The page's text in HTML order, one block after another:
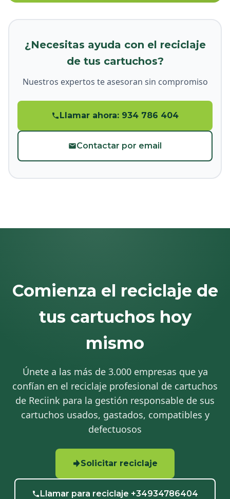
¿Necesitas ayuda con el reciclaje
de tus cartuchos?
Nuestros expertos te asesoran sin compromiso
Llamar ahora: 934 786 404
Contactar por email
Comienza el reciclaje de
tus cartuchos hoy
mismo
Únete a las más de 3.000 empresas que ya
confían en el reciclaje profesional de cartuchos
de Reciink para la gestión responsable de sus
cartuchos usados, gastados, compatibles y
defectuosos
Solicitar reciclaje
Llamar para reciclaje +34934786404